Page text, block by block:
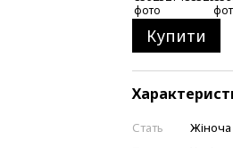
Купити
Стать
Жіноча